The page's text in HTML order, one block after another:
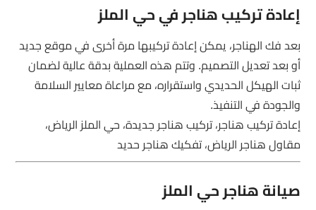
إعادة تركيب هناجر في حي الملز
بعد فك الهناجر، يمكن إعادة تركيبها مرة أخرى في موقع جديد
أو بعد تعديل التصميم. وتتم هذه العملية بدقة عالية لضمان
ثبات الهيكل الحديدي واستقراره، مع مراعاة معايير السلامة
والجودة في التنفيذ.
إعادة تركيب هناجر، تركيب هناجر جديدة، حي الملز الرياض،
مقاول هناجر الرياض، تفكيك هناجر حديد
صيانة هناجر حي الملز